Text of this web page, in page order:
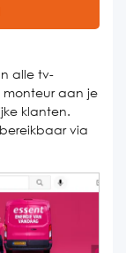
alle tv-
monteur aan je
klanten.
bereikbaar via